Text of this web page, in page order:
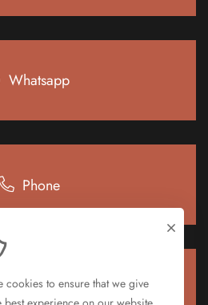
Whatsapp
Phone
e-mail
cookies to ensure that we give